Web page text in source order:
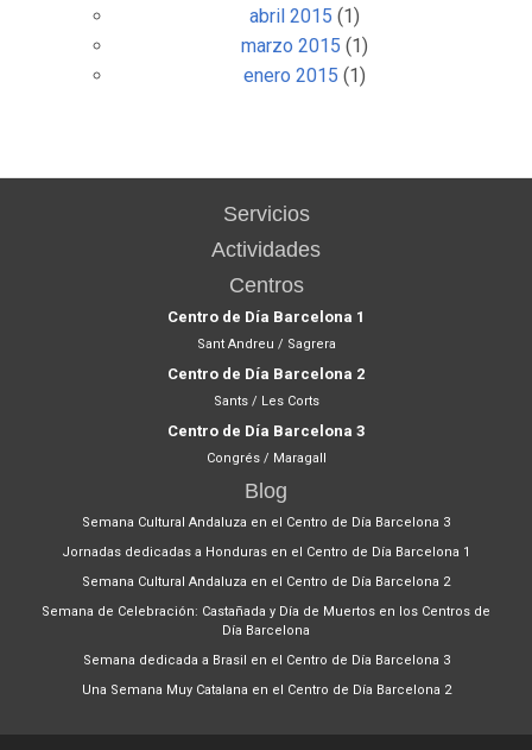
abril 2015 (1)
marzo 2015 (1)
enero 2015 (1)
Servicios
Actividades
Centros
Centro de Día Barcelona 1
Sant Andreu / Sagrera
Centro de Día Barcelona 2
Sants / Les Corts
Centro de Día Barcelona 3
Congrés / Maragall
Blog
Semana Cultural Andaluza en el Centro de Día Barcelona 3
Jornadas dedicadas a Honduras en el Centro de Día Barcelona 1
Semana Cultural Andaluza en el Centro de Día Barcelona 2
Semana de Celebración: Castañada y Día de Muertos en los Centros de
Día Barcelona
Semana dedicada a Brasil en el Centro de Día Barcelona 3
Una Semana Muy Catalana en el Centro de Día Barcelona 2